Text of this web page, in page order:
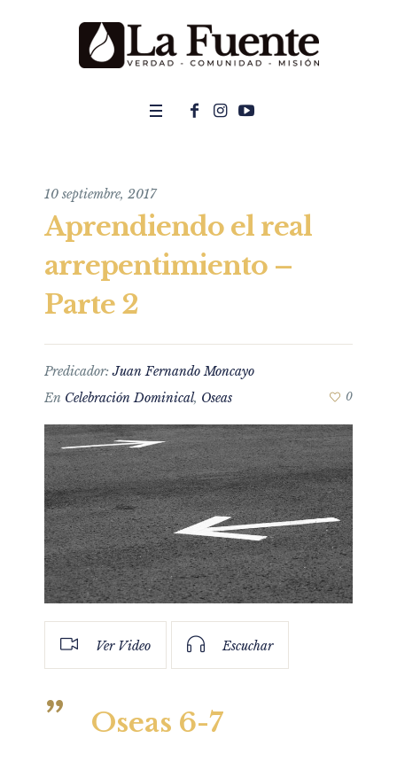
10 septiembre, 2017
Aprendiendo el real
arrepentimiento –
Parte 2
Predicador:Juan Fernando Moncayo
En Celebración Dominical, Oseas 0
Ver Video Escuchar
Oseas 6-7